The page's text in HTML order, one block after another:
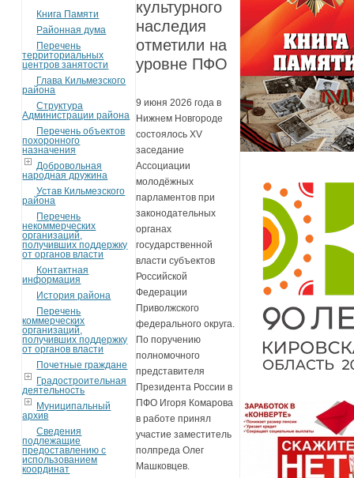
Книга Памяти
Районная дума
Перечень
территориальных
центров занятости
Глава Кильмезского
района
Структура
Администрации района
Перечень объектов
похоронного
назначения
Добровольная
народная дружина
Устав Кильмезского
района
Перечень
некоммерческих
организаций,
получивших поддержку
от органов власти
Контактная
информация
История района
Перечень
коммерческих
организаций,
получивших поддержку
от органов власти
Почетные граждане
Градостроительная
деятельность
Муниципальный
архив
Сведения
подлежащие
предоставлению с
использованием
координат
культурного
наследия
отметили на
уровне ПФО
9 июня 2026 года в
Нижнем Новгороде
состоялось XV
заседание
Ассоциации
молодёжных
парламентов при
законодательных
органах
государственной
власти субъектов
Российской
Федерации
Приволжского
федерального округа.
По поручению
полномочного
представителя
Президента России в
ПФО Игоря Комарова
в работе принял
участие заместитель
полпреда Олег
Машковцев.